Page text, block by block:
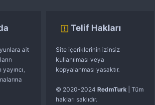
ait
yayıncı,
Telif Hakları
Site içeriklerinin izinsiz
kullanılması veya
kopyalanması yasaktır.
© 2020-2024 RedmTurk | Tüm
hakları saklıdır.